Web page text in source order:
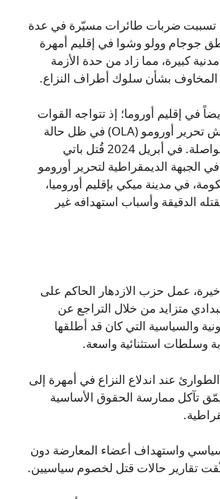
تسببت ضربات طائرات مسيّرة في عدة
جوجام وولو وشوا في إقليم أمهرة
كبيرة، مما زاد من حدة الأزمة
المخاوف بشأن سلوك أطراف النزاع.
في إقليم أوروما؛ إذ تتواجه القوات
الفدرالية مع جيش تحرير أورومو (OLA) في ظل حالة
عدم استقرار متواصلة. في أبريل 2024 قُتل باتي
الجبهة الديمقراطية لتحرير أورومو
في مدينة ميكي بإقليم أوروميا،
الدقيقة وأسباب استهدافه غير
عمل حزب الازدهار الحاكم على
متزايد من خلال التراجع عن
والسياسية التي كان قد أطلقها
وسلطات استثنائية واسعة.
عند اندلاع النزاع في أمهرة إلى
تآكل ممارسة الحقوق الأساسية
واستهداف أعضاء المعارضة دون
تقارير حالات قتل لخصوم سياسيين.